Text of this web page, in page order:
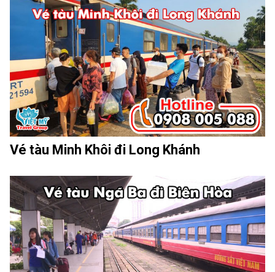
Vé tàu Minh Khôi đi Long Khánh